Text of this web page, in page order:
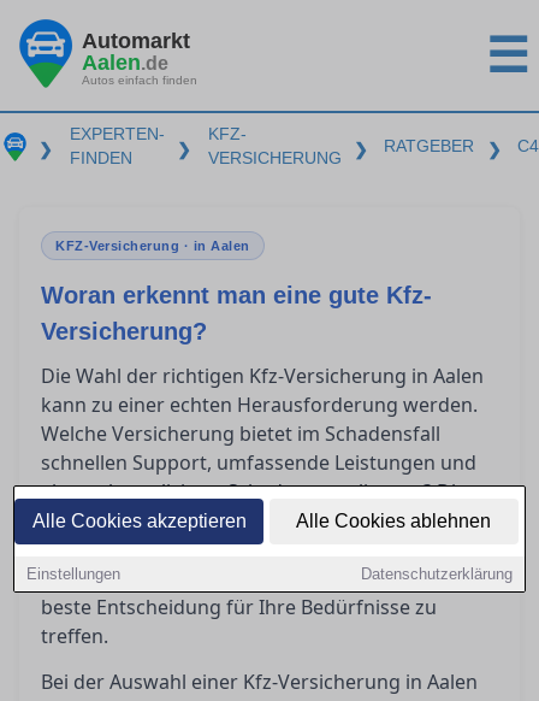
Alle Cookies akzeptieren Alle Cookies ablehnen
Einstellungen Datenschutzerklärung
Automarkt
Aalen.de
Autos einfach finden ☰
❯
EXPERTEN-
FINDEN
❯
KFZ-
VERSICHERUNG
❯ RATGEBER ❯
KFZ-Versicherung · in Aalen
Woran erkennt man eine gute Kfz-
Versicherung?
Die Wahl der richtigen Kfz-Versicherung in Aalen
kann zu einer echten Herausforderung werden.
Welche Versicherung bietet im Schadensfall
schnellen Support, umfassende Leistungen und
eine unkomplizierte Schadensregulierung? Dieser
Ratgeber gibt Ihnen Einblicke, wie Sie die
Bedingungen richtig deuten und worauf es bei
Kundenbewertungen wirklich ankommt, um die
beste Entscheidung für Ihre Bedürfnisse zu
treffen.
Bei der Auswahl einer Kfz-Versicherung in Aalen